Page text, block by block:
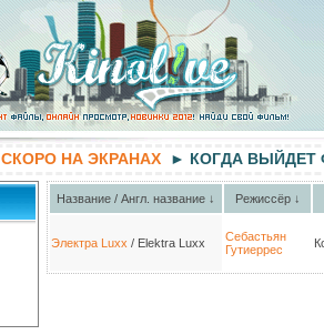
СКОРО НА ЭКРАНАХ ► КОГДА ВЫЙДЕТ
Название / Англ. название ↓ Режиссёр ↓
Электра Luxx / Elektra Luxx
Себастьян
Гутиеррес